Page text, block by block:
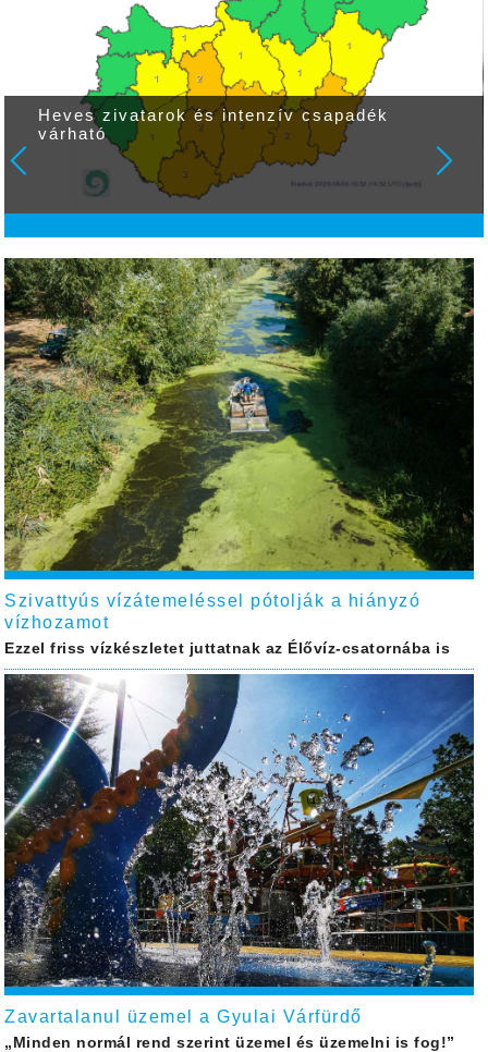
Heves zivatarok és intenzív csapadék
várható
Szivattyús vízátemeléssel pótolják a hiányzó
vízhozamot
Ezzel friss vízkészletet juttatnak az Élővíz-csatornába is
Zavartalanul üzemel a Gyulai Várfürdő
„Minden normál rend szerint üzemel és üzemelni is fog!”